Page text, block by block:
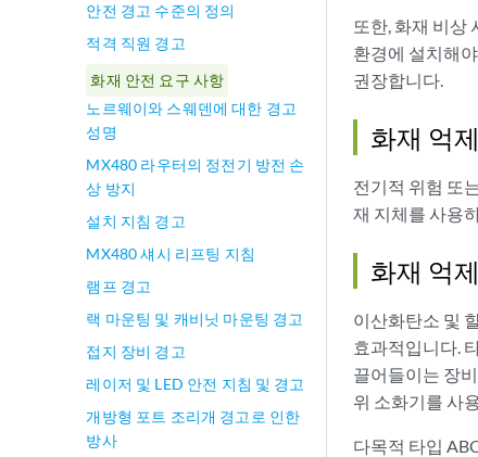
안전 경고 수준의 정의
적격 직원 경고
화재 안전 요구 사항
노르웨이와 스웨덴에 대한 경고
성명
MX480 라우터의 정전기 방전 손
상 방지
설치 지침 경고
MX480 섀시 리프팅 지침
램프 경고
랙 마운팅 및 캐비닛 마운팅 경고
접지 장비 경고
레이저 및 LED 안전 지침 및 경고
개방형 포트 조리개 경고로 인한
방사
또한, 화재 비상
환경에 설치해
권장합니다.
화재 억제
전기적 위험 또
재 지체를 사용
화재 억
이산화탄소 및
효과적입니다.
끌어들이는 장
위 소화기를 사
다목적 타입